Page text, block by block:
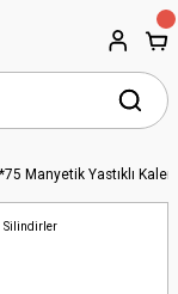
Manyetik Yastıklı